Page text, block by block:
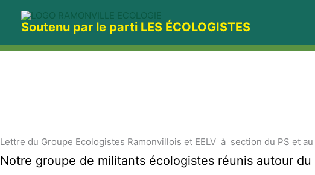
Soutenu par le parti LES ÉCOLOGISTES
Lettre du Groupe Ecologistes Ramonvillois et EELV à section du PS et
Notre groupe de militants écologistes réunis autour du